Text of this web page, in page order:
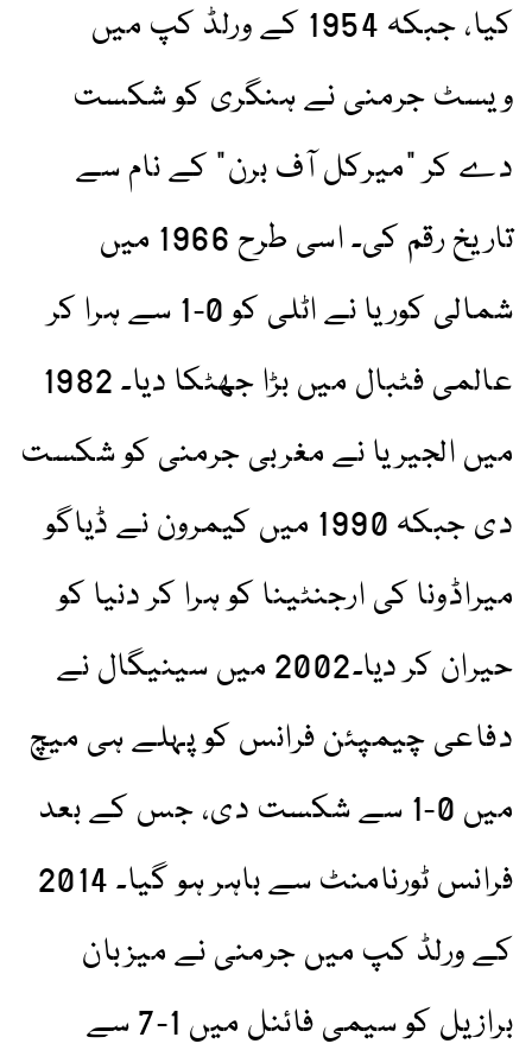
کیا، جبکہ 1954 کے ورلڈ کپ میں
ویسٹ جرمنی نے ہنگری کو شکست
دے کر “میرکل آف برن” کے نام سے
تاریخ رقم کی۔ اسی طرح 1966 میں
شمالی کوریا نے اٹلی کو 0-1 سے ہرا کر
عالمی فٹبال میں بڑا جھٹکا دیا۔ 1982
میں الجیریا نے مغربی جرمنی کو شکست
دی جبکہ 1990 میں کیمرون نے ڈیاگو
میراڈونا کی ارجنٹینا کو ہرا کر دنیا کو
حیران کر دیا۔2002 میں سینیگال نے
دفاعی چیمپئن فرانس کو پہلے ہی میچ
میں 0-1 سے شکست دی، جس کے بعد
فرانس ٹورنامنٹ سے باہر ہو گیا۔ 2014
کے ورلڈ کپ میں جرمنی نے میزبان
برازیل کو سیمی فائنل میں 1-7 سے